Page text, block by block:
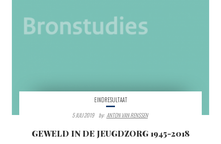
EINDRESULTAAT
5 JULI 2019
By: ANTON VAN RENSSEN
GEWELD IN DE JEUGDZORG 1945-2018